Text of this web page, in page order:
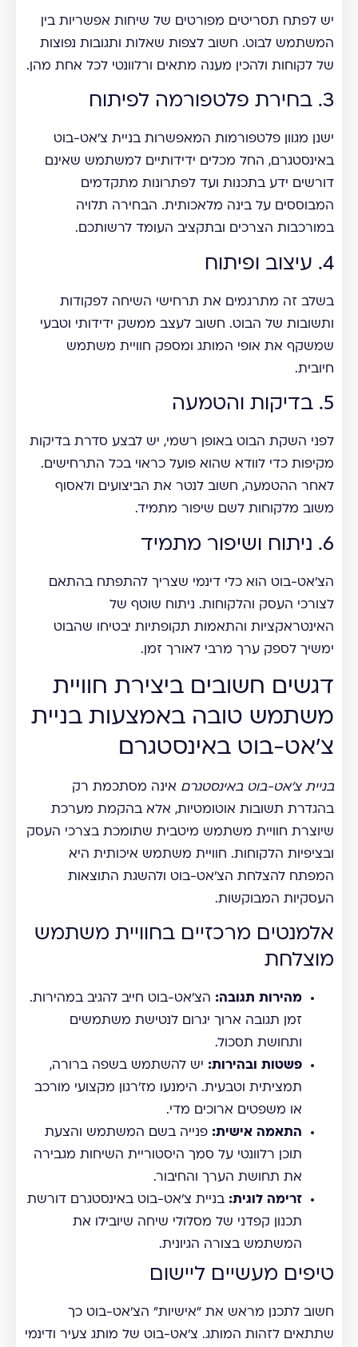
יש לפתח תסריטים מפורטים של שיחות אפשריות בין
המשתמש לבוט. חשוב לצפות שאלות ותגובות נפוצות
של לקוחות ולהכין מענה מתאים ורלוונטי לכל אחת מהן.
3. בחירת פלטפורמה לפיתוח
ישנן מגוון פלטפורמות המאפשרות בניית צ'אט-בוט
באינסטגרם, החל מכלים ידידותיים למשתמש שאינם
דורשים ידע בתכנות ועד לפתרונות מתקדמים
המבוססים על בינה מלאכותית. הבחירה תלויה
במורכבות הצרכים ובתקציב העומד לרשותכם.
4. עיצוב ופיתוח
בשלב זה מתרגמים את תרחישי השיחה לפקודות
ותשובות של הבוט. חשוב לעצב ממשק ידידותי וטבעי
שמשקף את אופי המותג ומספק חוויית משתמש
חיובית.
5. בדיקות והטמעה
לפני השקת הבוט באופן רשמי, יש לבצע סדרת בדיקות
מקיפות כדי לוודא שהוא פועל כראוי בכל התרחישים.
לאחר ההטמעה, חשוב לנטר את הביצועים ולאסוף
משוב מלקוחות לשם שיפור מתמיד.
6. ניתוח ושיפור מתמיד
הצ'אט-בוט הוא כלי דינמי שצריך להתפתח בהתאם
לצורכי העסק והלקוחות. ניתוח שוטף של
האינטראקציות והתאמות תקופתיות יבטיחו שהבוט
ימשיך לספק ערך מרבי לאורך זמן.
דגשים חשובים ביצירת חוויית
משתמש טובה באמצעות בניית
צ'אט-בוט באינסטגרם
בניית צ'אט-בוט באינסטגרם אינה מסתכמת רק
בהגדרת תשובות אוטומטיות, אלא בהקמת מערכת
שיוצרת חוויית משתמש מיטבית שתומכת בצרכי העסק
ובציפיות הלקוחות. חוויית משתמש איכותית היא
המפתח להצלחת הצ'אט-בוט ולהשגת התוצאות
העסקיות המבוקשות.
אלמנטים מרכזיים בחוויית משתמש
מוצלחת
מהירות תגובה: הצ'אט-בוט חייב להגיב במהירות.
זמן תגובה ארוך יגרום לנטישת משתמשים
ותחושת תסכול.
פשטות ובהירות: יש להשתמש בשפה ברורה,
תמציתית וטבעית. הימנעו מז'רגון מקצועי מורכב
או משפטים ארוכים מדי.
התאמה אישית: פנייה בשם המשתמש והצעת
תוכן רלוונטי על סמך היסטוריית השיחות מגבירה
את תחושת הערך והחיבור.
זרימה לוגית: בניית צ'אט-בוט באינסטגרם דורשת
תכנון קפדני של מסלולי שיחה שיובילו את
המשתמש בצורה הגיונית.
טיפים מעשיים ליישום
חשוב לתכנן מראש את "אישיות" הצ'אט-בוט כך
שתתאים לזהות המותג. צ'אט-בוט של מותג צעיר ודינמי